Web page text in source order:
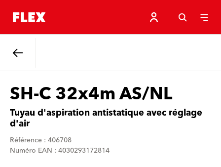
SH-C 32x4m AS/NL
Tuyau d'aspiration antistatique avec réglage
d'air
Référence : 406708
Numéro EAN : 4030293172814